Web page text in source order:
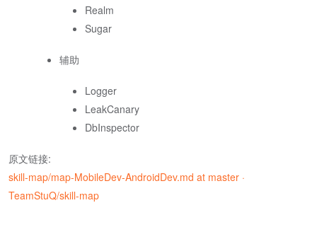
Realm
Sugar
辅助
Logger
LeakCanary
DbInspector
原文链接:
skill-map/map-MobileDev-AndroidDev.md at master ·
TeamStuQ/skill-map